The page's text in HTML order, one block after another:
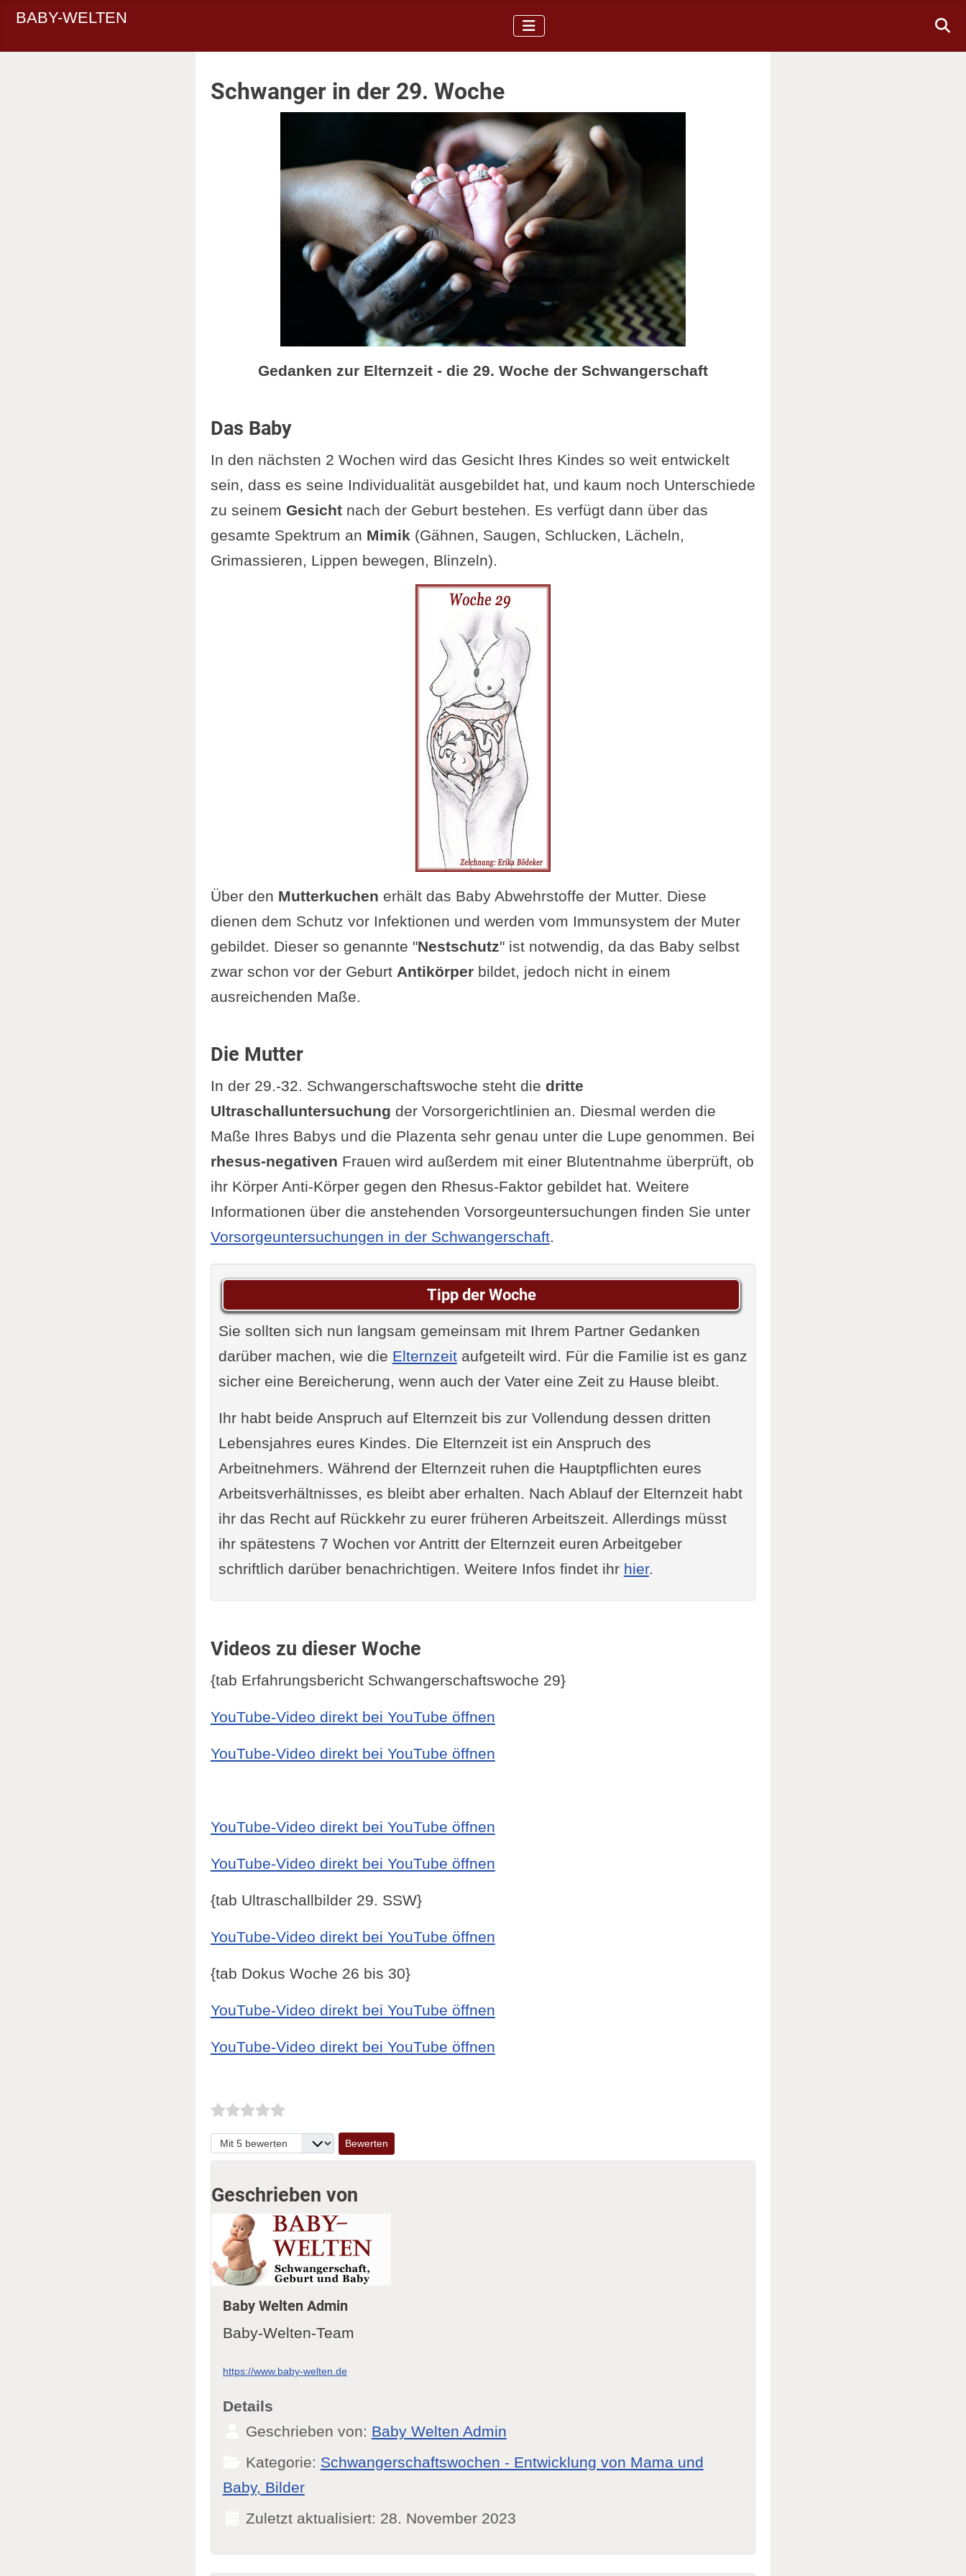
BABY-WELTEN
Schwanger in der 29. Woche
Gedanken zur Elternzeit - die 29. Woche der Schwangerschaft
Das Baby
In den nächsten 2 Wochen wird das Gesicht Ihres Kindes so weit entwickelt
sein, dass es seine Individualität ausgebildet hat, und kaum noch Unterschiede
zu seinem Gesicht nach der Geburt bestehen. Es verfügt dann über das
gesamte Spektrum an Mimik (Gähnen, Saugen, Schlucken, Lächeln,
Grimassieren, Lippen bewegen, Blinzeln).
Über den Mutterkuchen erhält das Baby Abwehrstoffe der Mutter. Diese
dienen dem Schutz vor Infektionen und werden vom Immunsystem der Muter
gebildet. Dieser so genannte "Nestschutz" ist notwendig, da das Baby selbst
zwar schon vor der Geburt Antikörper bildet, jedoch nicht in einem
ausreichenden Maße.
Die Mutter
In der 29.-32. Schwangerschaftswoche steht die dritte
Ultraschalluntersuchung der Vorsorgerichtlinien an. Diesmal werden die
Maße Ihres Babys und die Plazenta sehr genau unter die Lupe genommen. Bei
rhesus-negativen Frauen wird außerdem mit einer Blutentnahme überprüft, ob
ihr Körper Anti-Körper gegen den Rhesus-Faktor gebildet hat. Weitere
Informationen über die anstehenden Vorsorgeuntersuchungen finden Sie unter
Vorsorgeuntersuchungen in der Schwangerschaft.
Tipp der Woche
Sie sollten sich nun langsam gemeinsam mit Ihrem Partner Gedanken
darüber machen, wie die Elternzeitaufgeteilt wird. Für die Familie ist es ganz
sicher eine Bereicherung, wenn auch der Vater eine Zeit zu Hause bleibt.
Ihr habt beide Anspruch auf Elternzeit bis zur Vollendung dessen dritten
Lebensjahres eures Kindes. Die Elternzeit ist ein Anspruch des
Arbeitnehmers. Während der Elternzeit ruhen die Hauptpflichten eures
Arbeitsverhältnisses, es bleibt aber erhalten. Nach Ablauf der Elternzeit habt
ihr das Recht auf Rückkehr zu eurer früheren Arbeitszeit. Allerdings müsst
ihr spätestens 7 Wochen vor Antritt der Elternzeit euren Arbeitgeber
schriftlich darüber benachrichtigen. Weitere Infos findet ihr hier.
Videos zu dieser Woche
{tab Erfahrungsbericht Schwangerschaftswoche 29}
YouTube-Video direkt bei YouTube öffnen
YouTube-Video direkt bei YouTube öffnen
YouTube-Video direkt bei YouTube öffnen
YouTube-Video direkt bei YouTube öffnen
{tab Ultraschallbilder 29. SSW}
YouTube-Video direkt bei YouTube öffnen
{tab Dokus Woche 26 bis 30}
YouTube-Video direkt bei YouTube öffnen
YouTube-Video direkt bei YouTube öffnen
Bitte bewerten
Geschrieben von
Baby Welten Admin
Baby-Welten-Team
https://www.baby-welten.de
Details
Geschrieben von: Baby Welten Admin
Kategorie: Schwangerschaftswochen - Entwicklung von Mama und
Baby, Bilder
Zuletzt aktualisiert: 28. November 2023